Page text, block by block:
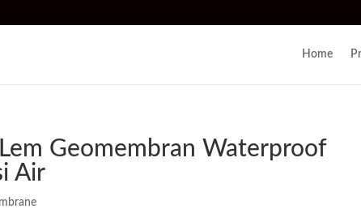
Home
Geomembran Waterproof
Air